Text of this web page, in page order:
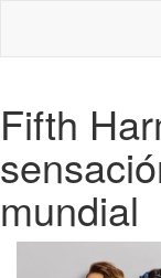
Fifth
mundial